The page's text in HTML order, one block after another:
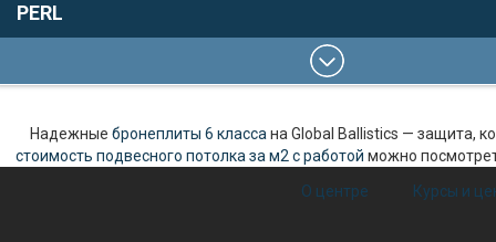
PERL
Надежные бронеплиты 6 класса на Global Ballistics — защита,
стоимость подвесного потолка за м2 с работой можно
О центре
Курсы и